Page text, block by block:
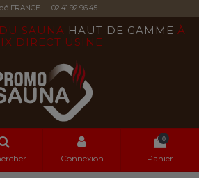
FRANCE 02.41.92.96.45
SAUNA HAUT DE GAMME À
DIRECT USINE
Connexion
0
Panier